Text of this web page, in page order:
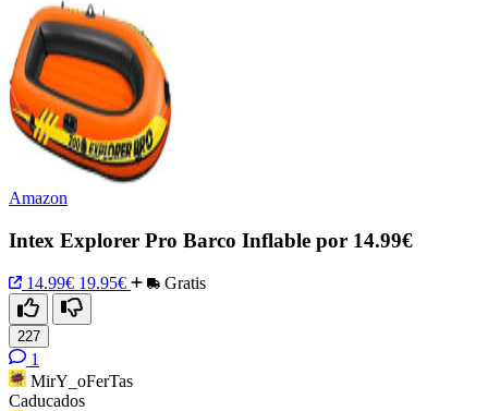
Amazon
Intex Explorer Pro Barco Inflable por 14.99€
14.99€ 19.95€ Gratis
227
1
MirY_oFerTas
Caducados